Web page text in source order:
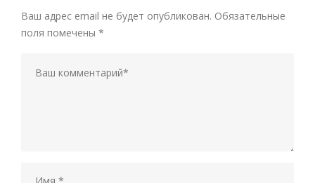
Ваш адрес email не будет опубликован. Обязательные
поля помечены *